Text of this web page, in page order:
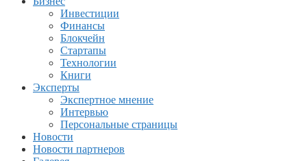
Инвестиции
Финансы
Блокчейн
Стартапы
Технологии
Книги
Эксперты
Экспертное мнение
Интервью
Персональные страницы
Новости
Новости партнеров